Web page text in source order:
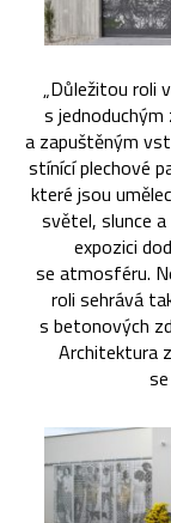
„Důležitou roli
s
a zapuštěným
stínící plechové
které jsou
světel, slunce
expozici
se atmosféru.
roli sehrává
s betonových
Architektura